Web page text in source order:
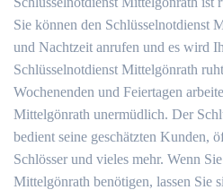
Sie können den Schlüsselnotdienst
und Nachtzeit anrufen und es wird
Schlüsselnotdienst Mittelgönrath
Wochenenden und Feiertagen
Mittelgönrath unermüdlich. Der
bedient seine geschätzten Kunden,
Schlösser und vieles mehr. Wenn
Mittelgönrath benötigen, lassen Sie